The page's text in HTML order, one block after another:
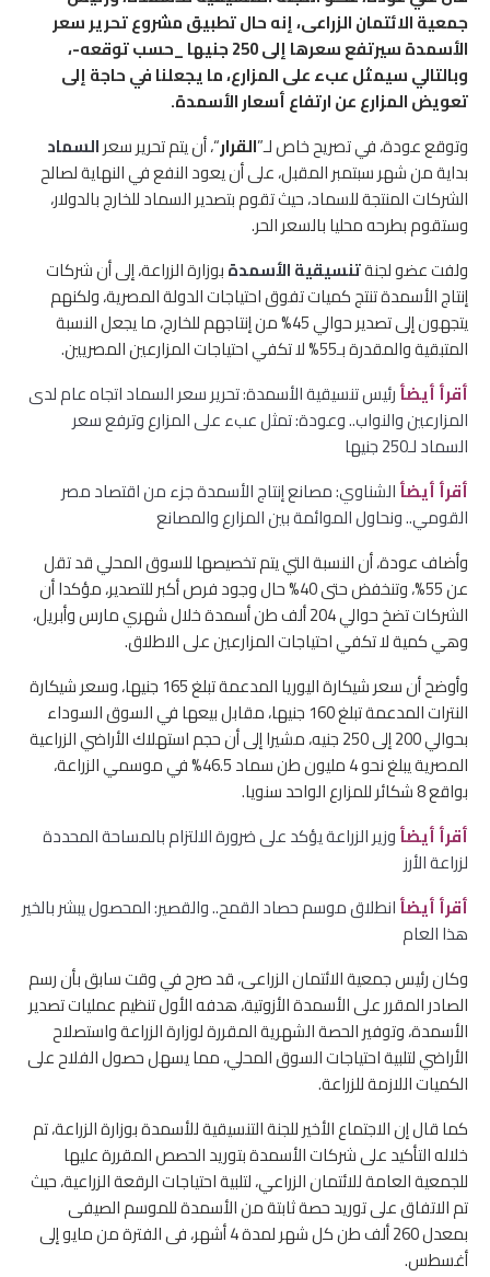
جمعية الائتمان الزراعى، إنه حال تطبيق مشروع تحرير سعر
الأسمدة سيرتفع سعرها إلى 250 جنيها _حسب توقعه-،
وبالتالي سيمثل عبء على المزارع، ما يجعلنا في حاجة إلى
تعويض المزارع عن ارتفاع أسعار الأسمدة.
وتوقع عودة، في تصريح خاص لـ”القرار“، أن يتم تحرير سعرالسماد
بداية من شهر سبتمبر المقبل، على أن يعود النفع في النهاية لصالح
الشركات المنتجة للسماد، حيث تقوم بتصدير السماد للخارج بالدولار،
وستقوم بطرحه محليا بالسعر الحر.
ولفت عضو لجنةتنسيقية الأسمدةبوزارة الزراعة، إلى أن شركات
إنتاج الأسمدة تنتج كميات تفوق احتياجات الدولة المصرية، ولكنهم
يتجهون إلى تصدير حوالي 45% من إنتاجهم للخارج، ما يجعل النسبة
المتبقية والمقدرة بـ55% لا تكفي احتياجات المزارعين المصريين.
أقرأ أيضأرئيس تنسيقية الأسمدة: تحرير سعر السماد اتجاه عام لدى
المزارعين والنواب.. وعودة: تمثل عبء على المزارع وترفع سعر
السماد لـ250 جنيها
أقرأ أيضأالشناوي: مصانع إنتاج الأسمدة جزء من اقتصاد مصر
القومي.. ونحاول الموائمة بين المزارع والمصانع
وأضاف عودة، أن النسبة التي يتم تخصيصها للسوق المحلي قد تقل
عن 55%، وتنخفض حتى 40% حال وجود فرص أكبر للتصدير، مؤكدا أن
الشركات تضخ حوالي 204 ألف طن أسمدة خلال شهري مارس وأبريل،
وهي كمية لا تكفي احتياجات المزارعين على الاطلاق.
وأوضح أن سعر شيكارة اليوريا المدعمة تبلغ 165 جنيها، وسعر شيكارة
النترات المدعمة تبلغ 160 جنيها، مقابل بيعها في السوق السوداء
بحوالي 200 إلى 250 جنيه، مشيرا إلى أن حجم استهلاك الأراضي الزراعية
المصرية يبلغ نحو 4 مليون طن سماد 46.5% في موسمي الزراعة،
بواقع 8 شكائر للمزارع الواحد سنويا.
أقرأ أيضأوزير الزراعة يؤكد على ضرورة الالتزام بالمساحة المحددة
لزراعة الأرز
أقرأ أيضأانطلاق موسم حصاد القمح.. والقصير: المحصول يبشر بالخير
هذا العام
وكان رئيس جمعية الائتمان الزراعى، قد صرح في وقت سابق بأن رسم
الصادر المقرر على الأسمدة الأزوتية، هدفه الأول تنظيم عمليات تصدير
الأسمدة، وتوفير الحصة الشهرية المقررة لوزارة الزراعة واستصلاح
الأراضي لتلبية احتياجات السوق المحلي، مما يسهل حصول الفلاح على
الكميات اللازمة للزراعة.
كما قال إن الاجتماع الأخير للجنة التنسيقية للأسمدة بوزارة الزراعة، تم
خلاله التأكيد على شركات الأسمدة بتوريد الحصص المقررة عليها
للجمعية العامة للائتمان الزراعي، لتلبية احتياجات الرقعة الزراعية، حيث
تم الاتفاق على توريد حصة ثابتة من الأسمدة للموسم الصيفى
بمعدل 260 ألف طن كل شهر لمدة 4 أشهر، فى الفترة من مايو إلى
أغسطس.